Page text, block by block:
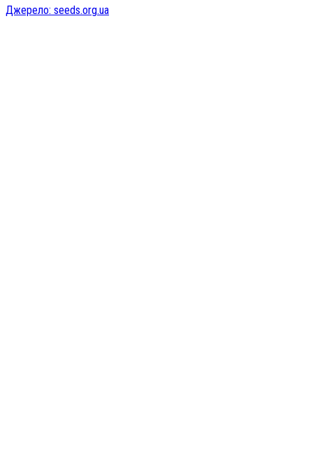
Джерело: seeds.org.ua